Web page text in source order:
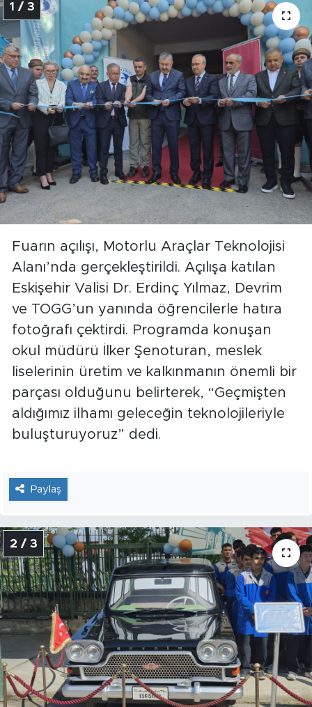
1 / 3
Fuarın açılışı, Motorlu Araçlar Teknolojisi
Alanı’nda gerçekleştirildi. Açılışa katılan
Eskişehir Valisi Dr. Erdinç Yılmaz, Devrim
ve TOGG’un yanında öğrencilerle hatıra
fotoğrafı çektirdi. Programda konuşan
okul müdürü İlker Şenoturan, meslek
liselerinin üretim ve kalkınmanın önemli bir
parçası olduğunu belirterek, “Geçmişten
aldığımız ilhamı geleceğin teknolojileriyle
buluşturuyoruz” dedi.
Paylaş
2 / 3